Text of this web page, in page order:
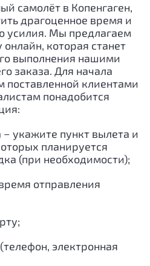
самолёт в Копенгаген,
драгоценное время и
усилия. Мы предлагаем
которая станет
выполнения нашими
заказа. Для начала
клиентами
понадобится
− укажите пункт вылета и
планируется
(при необходимости);
отправления
электронная